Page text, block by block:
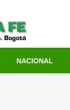
NACIONAL